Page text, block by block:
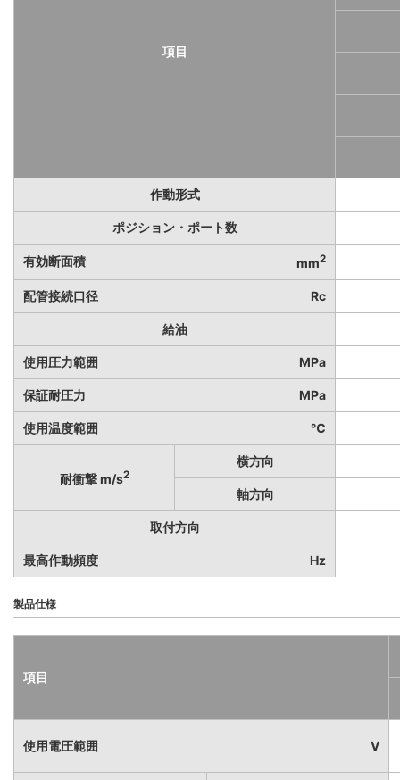
項目
作動形式
ポジション・ポート数
有効断面積 mm2
配管接続口径 Rc
給油
使用圧力範囲 MPa
保証耐圧力 MPa
使用温度範囲 ℃
耐衝撃 m/s2
横方向
軸方向
取付方向
最高作動頻度 Hz
製品仕様
項目
使用電圧範囲 V